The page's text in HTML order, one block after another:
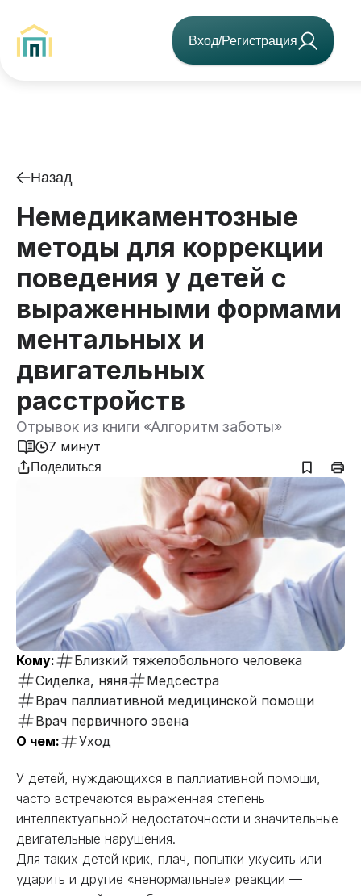
Вход/Регистрация
Назад
Немедикаментозные
методы для коррекции
поведения у детей с
выраженными формами
ментальных и
двигательных
расстройств
Отрывок из книги «Алгоритм заботы»
7 минут
Поделиться
Кому:
Близкий тяжелобольного человека
Сиделка, няня
Медсестра
Врач паллиативной медицинской помощи
Врач первичного звена
О чем:
Уход
У детей, нуждающихся в паллиативной помощи,
часто встречаются выраженная степень
интеллектуальной недостаточности и значительные
двигательные нарушения.
Для таких детей крик, плач, попытки укусить или
ударить и другие «ненормальные» реакции —